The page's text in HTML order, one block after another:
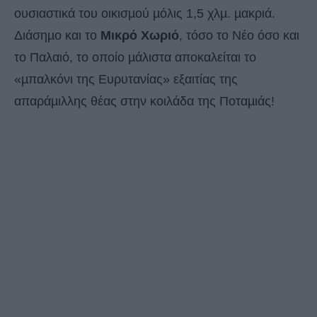
ουσιαστικά του οικισµού µόλις 1,5 χλµ. µακριά.
Διάσηµο και το Μικρό Χωριό, τόσο το Νέο όσο και
το Παλαιό, το οποίο µάλιστα αποκαλείται το
«µπαλκόνι της Ευρυτανίας» εξαιτίας της
απαράµιλλης θέας στην κοιλάδα της Ποταµιάς!